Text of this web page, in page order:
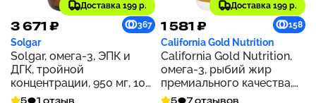
Доставка 199 р.
3 671 ₽ 367
Solgar
Solgar, омега-3, ЭПК и
ДГК, тройной
концентрации, 950 мг, 100
капсул
5 1 отзыв
Доставка 199 р.
1 581 ₽ 158
California Gold Nutrition
California Gold Nutrition,
омега-3, рыбий жир
премиального качества,
100 капсул из рыбьего
5 7 отзывов